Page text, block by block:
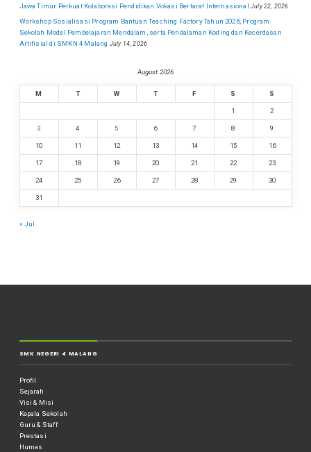
Jawa Timur Perkuat Kolaborasi Pendidikan Vokasi Bertaraf Internasional July 22, 2026
Workshop Sosialisasi Program Bantuan Teaching Factory Tahun 2026, Program
Sekolah Model Pembelajaran Mendalam, serta Pendalaman Koding dan Kecerdasan
Artifisial di SMKN 4 Malang July 14, 2026
August 2026
M T W T F S S
1 2
3 4 5 6 7 8 9
10 11 12 13 14 15 16
17 18 19 20 21 22 23
24 25 26 27 28 29 30
31
« Jul
SMK NEGERI 4 MALANG
Profil
Sejarah
Visi & Misi
Kepala Sekolah
Guru & Staff
Prestasi
Humas